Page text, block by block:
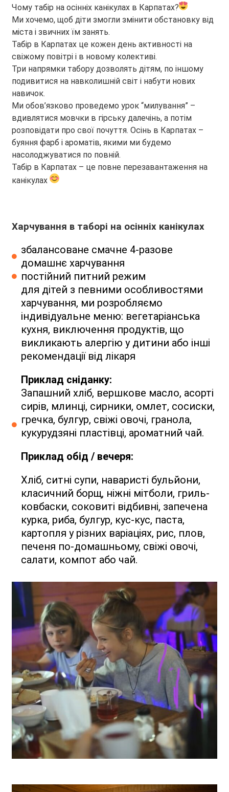
Чому табір на осінніх канікулах в Карпатах?
Ми хочемо, щоб діти змогли змінити обстановку від
міста і звичних їм занять.
Табір в Карпатах це кожен день активності на
свіжому повітрі і в новому колективі.
Три напрямки табору дозволять дітям, по іншому
подивитися на навколишній світ і набути нових
навичок.
Ми обов’язково проведемо урок “милування” –
вдивлятися мовчки в гірську далечінь, а потім
розповідати про свої почуття. Осінь в Карпатах –
буяння фарб і ароматів, якими ми будемо
насолоджуватися по повній.
Табір в Карпатах – це повне перезавантаження на
канікулах
Харчування в таборі на осінніх канікулах
збалансоване смачне 4-разове
домашнє харчування
постійний питний режим
для дітей з певними особливостями
харчування, ми розробляємо
індивідуальне меню: вегетаріанська
кухня, виключення продуктів, що
викликають алергію у дитини або інші
рекомендації від лікаря
Приклад сніданку:
Запашний хліб, вершкове масло, асорті
сирів, млинці, сирники, омлет, сосиски,
гречка, булгур, свіжі овочі, гранола,
кукурудзяні пластівці, ароматний чай.
Приклад обід / вечеря:
Хліб, ситні супи, наваристі бульйони,
класичний борщ, ніжні мітболи, гриль-
ковбаски, соковиті відбивні, запечена
курка, риба, булгур, кус-кус, паста,
картопля у різних варіаціях, рис, плов,
печеня по-домашньому, свіжі овочі,
салати, компот або чай.